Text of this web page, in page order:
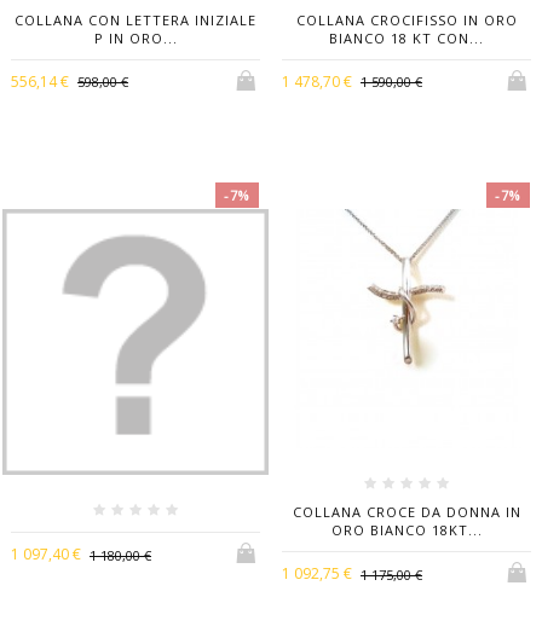
COLLANA CON LETTERA INIZIALE
P IN ORO...
556,14 € 598,00 €
COLLANA CROCIFISSO IN ORO
BIANCO 18 KT CON...
1 478,70 € 1 590,00 €
-7%
1 097,40 € 1 180,00 €
-7%
COLLANA CROCE DA DONNA IN
ORO BIANCO 18KT...
1 092,75 € 1 175,00 €